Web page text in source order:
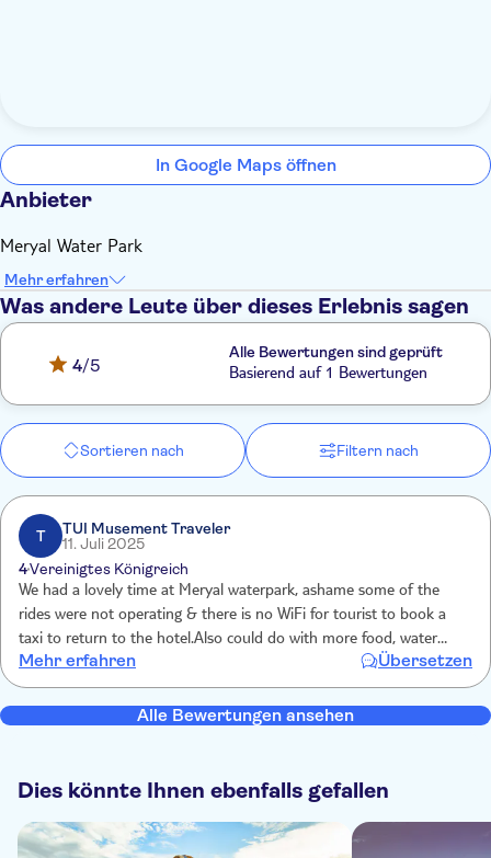
In Google Maps öffnen
Anbieter
Meryal Water Park
Mehr erfahren
Was andere Leute über dieses Erlebnis sagen
4/5
Alle Bewertungen sind geprüft
Basierend auf 1 Bewertungen
Sortieren nach Filtern nach
T
TUI Musement Traveler
11. Juli 2025
4Vereinigtes Königreich
We had a lovely time at Meryal waterpark, ashame some of the
rides were not operating & there is no WiFi for tourist to book a
taxi to return to the hotel.Also could do with more food, water
stations for ice cream/snacks Overall my son had a fantastic time,
thank you
Mehr erfahren Übersetzen
Alle Bewertungen ansehen
Dies könnte Ihnen ebenfalls gefallen